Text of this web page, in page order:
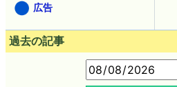
広告
過去の記事